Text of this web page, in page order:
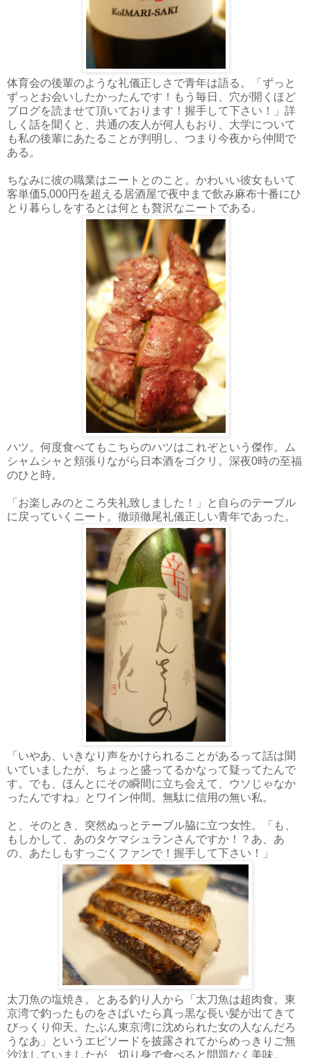
体育会の後輩のような礼儀正しさで青年は語る。「ずっと
ずっとお会いしたかったんです！もう毎日、穴が開くほど
ブログを読ませて頂いております！握手して下さい！」詳
しく話を聞くと、共通の友人が何人もおり、大学について
も私の後輩にあたることが判明し、つまり今夜から仲間で
ある。
ちなみに彼の職業はニートとのこと。かわいい彼女もいて
客単価5,000円を超える居酒屋で夜中まで飲み麻布十番にひ
とり暮らしをするとは何とも贅沢なニートである。
ハツ。何度食べてもこちらのハツはこれぞという傑作。ム
シャムシャと頬張りながら日本酒をゴクリ。深夜0時の至福
のひと時。
「お楽しみのところ失礼致しました！」と自らのテーブル
に戻っていくニート。徹頭徹尾礼儀正しい青年であった。
「いやあ、いきなり声をかけられることがあるって話は聞
いていましたが、ちょっと盛ってるかなって疑ってたんで
す。でも、ほんとにその瞬間に立ち会えて、ウソじゃなか
ったんですね」とワイン仲間。無駄に信用の無い私。
と、そのとき、突然ぬっとテーブル脇に立つ女性。「も、
もしかして、あのタケマシュランさんですか！？あ、あ
の、あたしもすっごくファンで！握手して下さい！」
太刀魚の塩焼き。とある釣り人から「太刀魚は超肉食。東
京湾で釣ったものをさばいたら真っ黒な長い髪が出てきて
びっくり仰天。たぶん東京湾に沈められた女の人なんだろ
うなあ」というエピソードを披露されてからめっきりご無
沙汰していましたが、切り身で食べると問題なく美味。